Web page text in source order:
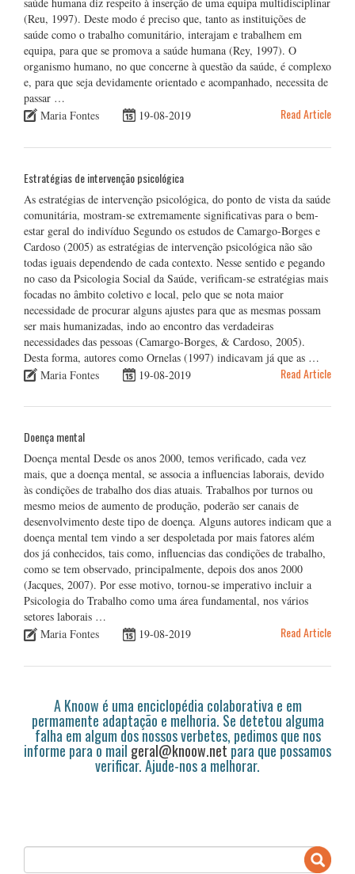
(Reu, 1997). Deste modo é preciso que, tanto as instituições de
saúde como o trabalho comunitário, interajam e trabalhem em
equipa, para que se promova a saúde humana (Rey, 1997). O
organismo humano, no que concerne à questão da saúde, é complexo
e, para que seja devidamente orientado e acompanhado, necessita de
passar …
Maria Fontes
19-08-2019 Read Article
Estratégias de intervenção psicológica
As estratégias de intervenção psicológica, do ponto de vista da saúde
comunitária, mostram-se extremamente significativas para o bem-
estar geral do indivíduo Segundo os estudos de Camargo-Borges e
Cardoso (2005) as estratégias de intervenção psicológica não são
todas iguais dependendo de cada contexto. Nesse sentido e pegando
no caso da Psicologia Social da Saúde, verificam-se estratégias mais
focadas no âmbito coletivo e local, pelo que se nota maior
necessidade de procurar alguns ajustes para que as mesmas possam
ser mais humanizadas, indo ao encontro das verdadeiras
necessidades das pessoas (Camargo-Borges, & Cardoso, 2005).
Desta forma, autores como Ornelas (1997) indicavam já que as …
Maria Fontes
19-08-2019 Read Article
Doença mental
Doença mental Desde os anos 2000, temos verificado, cada vez
mais, que a doença mental, se associa a influencias laborais, devido
às condições de trabalho dos dias atuais. Trabalhos por turnos ou
mesmo meios de aumento de produção, poderão ser canais de
desenvolvimento deste tipo de doença. Alguns autores indicam que a
doença mental tem vindo a ser despoletada por mais fatores além
dos já conhecidos, tais como, influencias das condições de trabalho,
como se tem observado, principalmente, depois dos anos 2000
(Jacques, 2007). Por esse motivo, tornou-se imperativo incluir a
Psicologia do Trabalho como uma área fundamental, nos vários
setores laborais …
Maria Fontes
19-08-2019 Read Article
A Knoow é uma enciclopédia colaborativa e em
permamente adaptação e melhoria. Se detetou alguma
falha em algum dos nossos verbetes, pedimos que nos
informe para o mail geral@knoow.netpara que possamos
verificar. Ajude-nos a melhorar.